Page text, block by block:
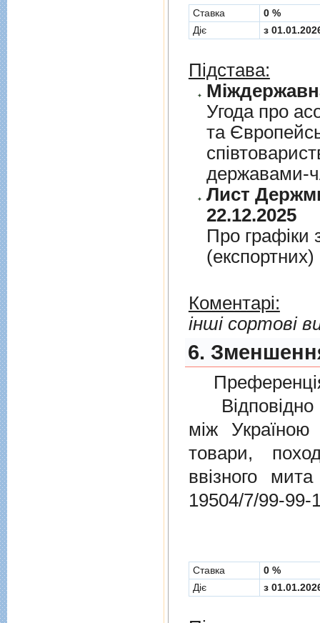
Cтавка
0 %
Діє
з
Підстава:
Угода про
та
державами-
Лист
22.12.2025
Про графiки
Коментарі:
інші сортові
6.
Відповідно
мiж Україною
товари,
ввізного
19504/7/99-99-
Cтавка
0 %
Діє
з